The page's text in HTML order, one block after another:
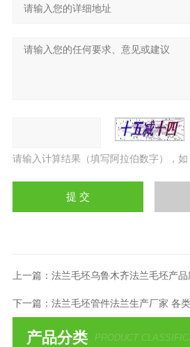
请输入计算结果（填写阿拉伯数字），
上一篇： 法兰毛坯乌鲁木齐法兰毛坯产
下一篇： 法兰毛坯管件法兰生产厂家 各
产品分类 PRODUCT